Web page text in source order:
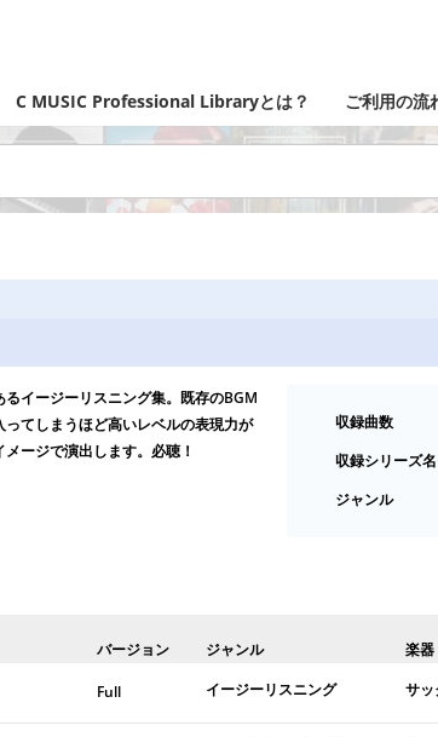
C MUSIC Professional Libraryとは？ ご利用の流
イージーリスニング集。既存のBGM
てしまうほど高いレベルの表現力が
ージで演出します。必聴！
収録曲数
収録シリーズ名
ジャンル
バージョン ジャンル 楽器
Full イージーリスニング サッ